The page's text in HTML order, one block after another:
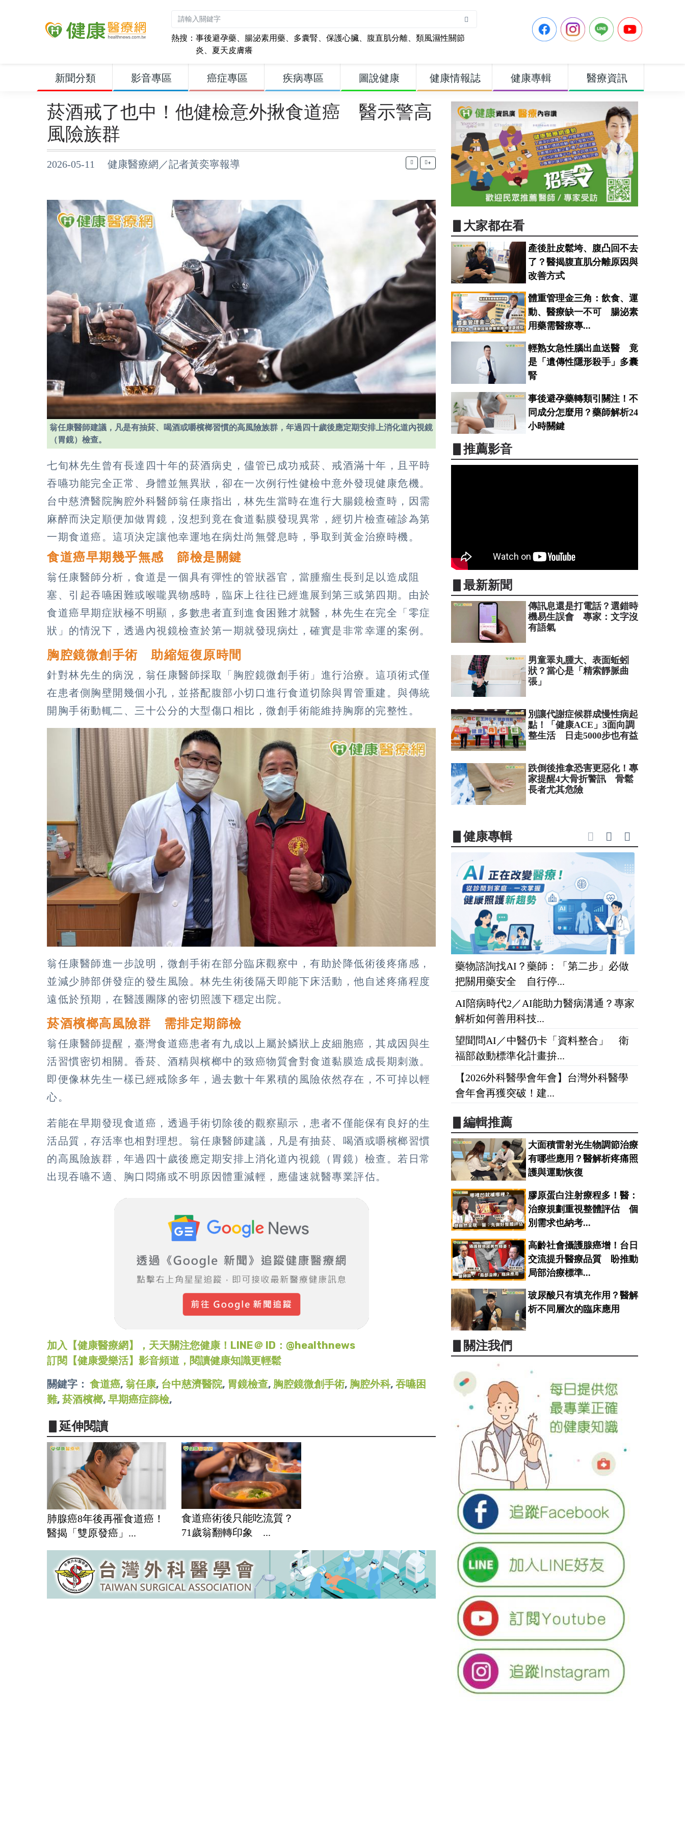
熱搜： 事後避孕藥、 腸泌素用藥、 多囊腎、 保護心臟、 腹直肌分離、 類風濕性關節
炎、 夏天皮膚癢
新聞分類 影音專區 癌症專區 疾病專區 圖說健康 健康情報誌 健康專輯 醫療資訊
菸酒戒了也中！他健檢意外揪食道癌 醫示警高
風險族群
2026-05-11 健康醫療網／記者黃奕寧報導 +
翁任康醫師建議，凡是有抽菸、喝酒或嚼檳榔習慣的高風險族群，年過四十歲後應定期安排上消化道內視鏡
（胃鏡）檢查。
七旬林先生曾有長達四十年的菸酒病史，儘管已成功戒菸、戒酒滿十年，且平時
吞嚥功能完全正常、身體並無異狀，卻在一次例行性健檢中意外發現健康危機。
台中慈濟醫院胸腔外科醫師翁任康指出，林先生當時在進行大腸鏡檢查時，因需
麻醉而決定順便加做胃鏡，沒想到竟在食道黏膜發現異常，經切片檢查確診為第
一期食道癌。這項決定讓他幸運地在病灶尚無聲息時，爭取到黃金治療時機。
食道癌早期幾乎無感 篩檢是關鍵
翁任康醫師分析，食道是一個具有彈性的管狀器官，當腫瘤生長到足以造成阻
塞、引起吞嚥困難或喉嚨異物感時，臨床上往往已經進展到第三或第四期。由於
食道癌早期症狀極不明顯，多數患者直到進食困難才就醫，林先生在完全「零症
狀」的情況下，透過內視鏡檢查於第一期就發現病灶，確實是非常幸運的案例。
胸腔鏡微創手術 助縮短復原時間
針對林先生的病況，翁任康醫師採取「胸腔鏡微創手術」進行治療。這項術式僅
在患者側胸壁開幾個小孔，並搭配腹部小切口進行食道切除與胃管重建。與傳統
開胸手術動輒二、三十公分的大型傷口相比，微創手術能維持胸廓的完整性。
翁任康醫師進一步說明，微創手術在部分臨床觀察中，有助於降低術後疼痛感，
並減少肺部併發症的發生風險。林先生術後隔天即能下床活動，他自述疼痛程度
遠低於預期，在醫護團隊的密切照護下穩定出院。
菸酒檳榔高風險群 需排定期篩檢
翁任康醫師提醒，臺灣食道癌患者有九成以上屬於鱗狀上皮細胞癌，其成因與生
活習慣密切相關。香菸、酒精與檳榔中的致癌物質會對食道黏膜造成長期刺激。
即便像林先生一樣已經戒除多年，過去數十年累積的風險依然存在，不可掉以輕
心。
若能在早期發現食道癌，透過手術切除後的觀察顯示，患者不僅能保有良好的生
活品質，存活率也相對理想。翁任康醫師建議，凡是有抽菸、喝酒或嚼檳榔習慣
的高風險族群，年過四十歲後應定期安排上消化道內視鏡（胃鏡）檢查。若日常
出現吞嚥不適、胸口悶痛或不明原因體重減輕，應儘速就醫專業評估。
加入【健康醫療網】，天天關注您健康！LINE＠ ID：@healthnews
訂閱【健康愛樂活】影音頻道，閱讀健康知識更輕鬆
關鍵字： 食道癌, 翁任康, 台中慈濟醫院, 胃鏡檢查, 胸腔鏡微創手術, 胸腔外科, 吞嚥困
難, 菸酒檳榔, 早期癌症篩檢,
▋延伸閱讀
肺腺癌8年後再罹食道癌！
醫揭「雙原發癌」...
食道癌術後只能吃流質？
71歲翁翻轉印象 ...
▋大家都在看
產後肚皮鬆垮、腹凸回不去
了？醫揭腹直肌分離原因與
改善方式
體重管理金三角：飲食、運
動、醫療缺一不可 腸泌素
用藥需醫療專...
輕熟女急性腦出血送醫 竟
是「遺傳性隱形殺手」多囊
腎
事後避孕藥轉類引關注！不
同成分怎麼用？藥師解析24
小時關鍵
▋推薦影音
▋最新新聞
傳訊息還是打電話？選錯時
機易生誤會 專家：文字沒
有語氣
男童睪丸腫大、表面蚯蚓
狀？當心是「精索靜脈曲
張」
別讓代謝症候群成慢性病起
點！「健康ACE」3面向調
整生活 日走5000步也有益
跌倒後推拿恐害更惡化！專
家提醒4大骨折警訊 骨鬆
長者尤其危險
▋健康專輯
藥物諮詢找AI？藥師：「第二步」必做
把關用藥安全 自行停...
AI陪病時代2／AI能助力醫病溝通？專家
解析如何善用科技...
望聞問AI／中醫仍卡「資料整合」 衛
福部啟動標準化計畫拚...
【2026外科醫學會年會】台灣外科醫學
會年會再獲突破！建...
▋編輯推薦
大面積雷射光生物調節治療
有哪些應用？醫解析疼痛照
護與運動恢復
膠原蛋白注射療程多！醫：
治療規劃重視整體評估 個
別需求也納考...
高齡社會攝護腺癌增！台日
交流提升醫療品質 盼推動
局部治療標準...
玻尿酸只有填充作用？醫解
析不同層次的臨床應用
▋關注我們